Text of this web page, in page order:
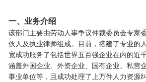
一、业务介绍
该部门主要由劳动人事争议仲裁委员会专家
伙人及执业律师组成。目前，搭建了专业的
宽成功服务了包括世界五百强企业在内的近
涵盖外国企业、外资企业、国有企业、私营
事业单位等，且成功处理了上万件人力资源